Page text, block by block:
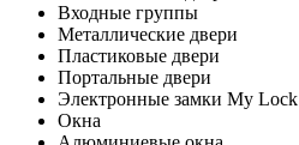
Входные группы
Металлические двери
Пластиковые двери
Портальные двери
Электронные замки My Lock
Окна